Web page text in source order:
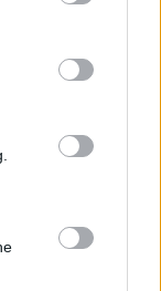
party tags to
below Google